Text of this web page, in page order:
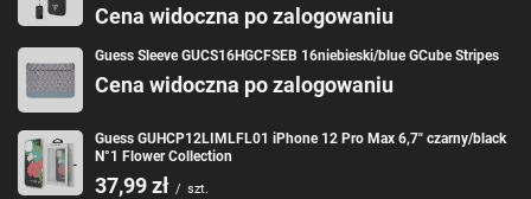
Cena widoczna po zalogowaniu
Guess Sleeve GUCS16HGCFSEB 16niebieski/blue GCube Stripes
Cena widoczna po zalogowaniu
Guess GUHCP12LIMLFL01 iPhone 12 Pro Max 6,7" czarny/black
N°1 Flower Collection
37,99 zł / szt.